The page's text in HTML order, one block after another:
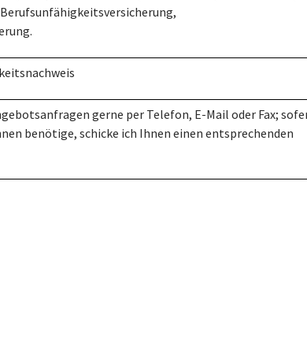
gerne per Telefon, E-Mail oder Fax;
benötige, schicke ich Ihnen einen entsprechenden